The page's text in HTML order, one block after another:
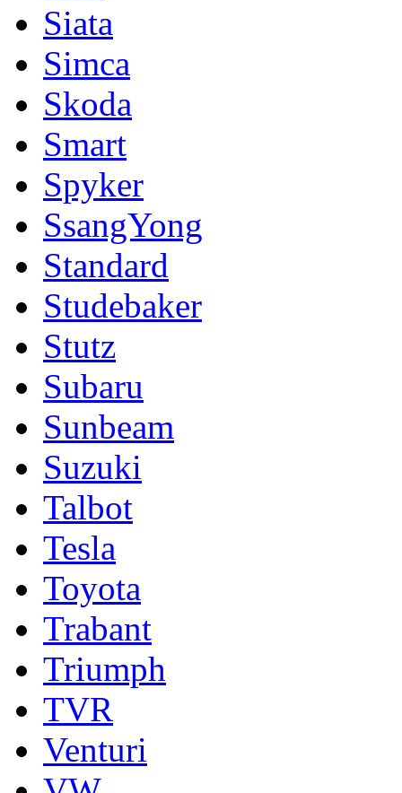
Siata
Simca
Skoda
Smart
Spyker
SsangYong
Standard
Studebaker
Stutz
Subaru
Sunbeam
Suzuki
Talbot
Tesla
Toyota
Trabant
Triumph
TVR
Venturi